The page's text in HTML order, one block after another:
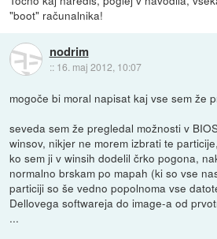
"boot" računalnika!
nodrim
:: 16. maj 2012, 10:07
mogoče bi moral napisat kaj vse sem že
seveda sem že pregledal možnosti v
winsov, nikjer ne morem izbrati te
ko sem ji v winsih dodelil črko pogona,
normalno brskam po mapah (ki so vse
particiji so še vedno popolnoma vse
Dellovega softwareja do image-a od
...